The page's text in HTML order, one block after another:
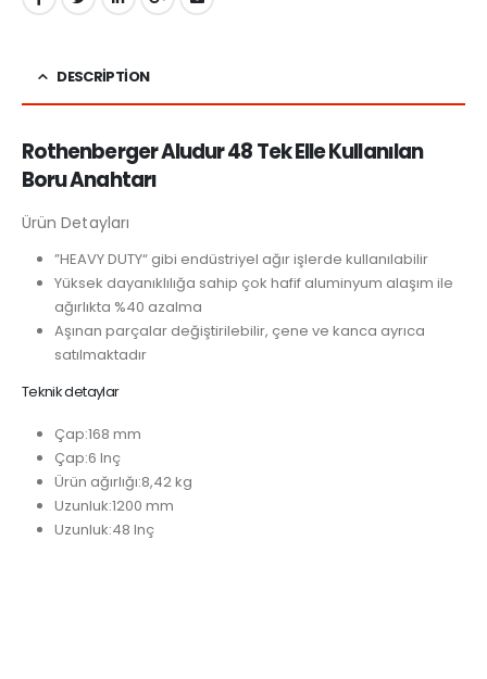
DESCRIPTION
Rothenberger Aludur 48 Tek Elle Kullanılan
Boru Anahtarı
Ürün Detayları
”HEAVY DUTY“ gibi endüstriyel ağır işlerde kullanılabilir
Yüksek dayanıklılığa sahip çok hafif aluminyum alaşım ile
ağırlıkta %40 azalma
Aşınan parçalar değiştirilebilir, çene ve kanca ayrıca
satılmaktadır
Teknik detaylar
Çap:168 mm
Çap:6 Inç
Ürün ağırlığı:8,42 kg
Uzunluk:1200 mm
Uzunluk:48 Inç